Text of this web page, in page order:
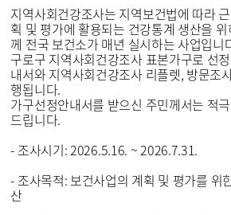
지역사회건강조사는 지역보건법에 따라
획 및 평가에 활용되는 건강통계 생산을
께 전국 보건소가 매년 실시하는 사업입니
구로구 지역사회건강조사 표본가구로 선
내서와 지역사회건강조사 리플렛, 방문조
행됩니다.
가구선정안내서를 받으신 주민께서는 적
드립니다.
- 조사시기: 2026.5.16. ~ 2026.7.31.
- 조사목적: 보건사업의 계획 및 평가를 위
산